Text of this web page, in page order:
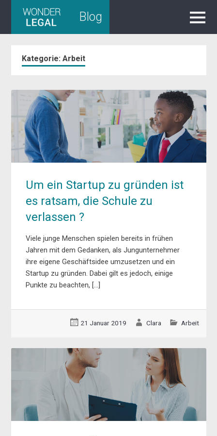
Blog
Kategorie: Arbeit
Um ein Startup zu gründen ist
es ratsam, die Schule zu
verlassen ?
Viele junge Menschen spielen bereits in frühen
Jahren mit dem Gedanken, als Jungunternehmer
ihre eigene Geschäftsidee umzusetzen und ein
Startup zu gründen. Dabei gilt es jedoch, einige
Punkte zu beachten, […]
21 Januar 2019 Clara Arbeit